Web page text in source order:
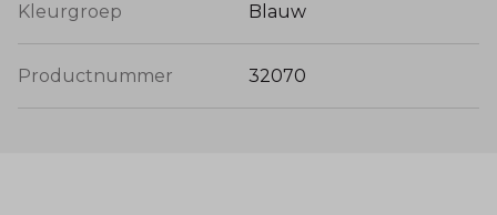
Kleurgroep Blauw
Productnummer 32070